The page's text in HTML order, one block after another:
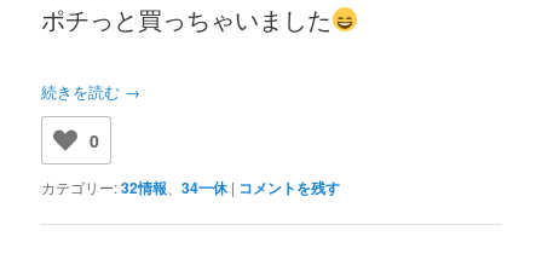
ポチっと買っちゃいました
続きを読む →
0
カテゴリー:32情報 、34一休 | コメントを残す